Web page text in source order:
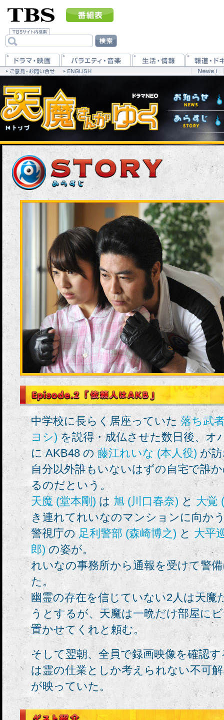
中学校に長らく居座っていた 落ち武
ヨシ)を説得・成仏させた数日後、オ
に AKB48 の 藤江れいな (本人役) が
自分以外誰もいないはずの自宅で誰
るのだという。
天魔 (堂本剛) は 旭 (川口春奈) と大覚
き連れてれいなのマンションに向か
警視庁の 足利警部 (森崎博之) と 大平
郎) の姿が。
れいなの事務所から通報を受けて警
た。
幽霊の存在を信じていない2人は天魔
うとするが、天魔は一晩だけ部屋に
置かせてくれと頼む。
そして翌朝、全員で録画映像を確認
は霊の仕業としか考えられない不可
が映っていた。